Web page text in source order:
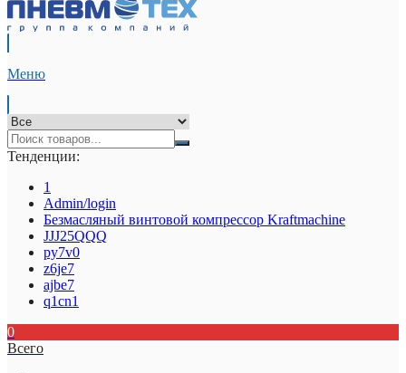
Меню
Тенденции:
1
Admin/login
Безмасляный винтовой компрессор Kraftmaсhine
JJJ25QQQ
py7v0
z6je7
ajbe7
q1cn1
0
Всего